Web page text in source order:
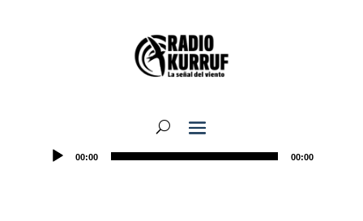
00:00 00:00